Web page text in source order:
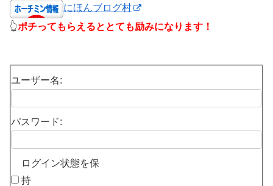
にほんブログ村
👆ポチってもらえるととても励みになります！
ユーザー名:
パスワード:
ログイン状態を保
持